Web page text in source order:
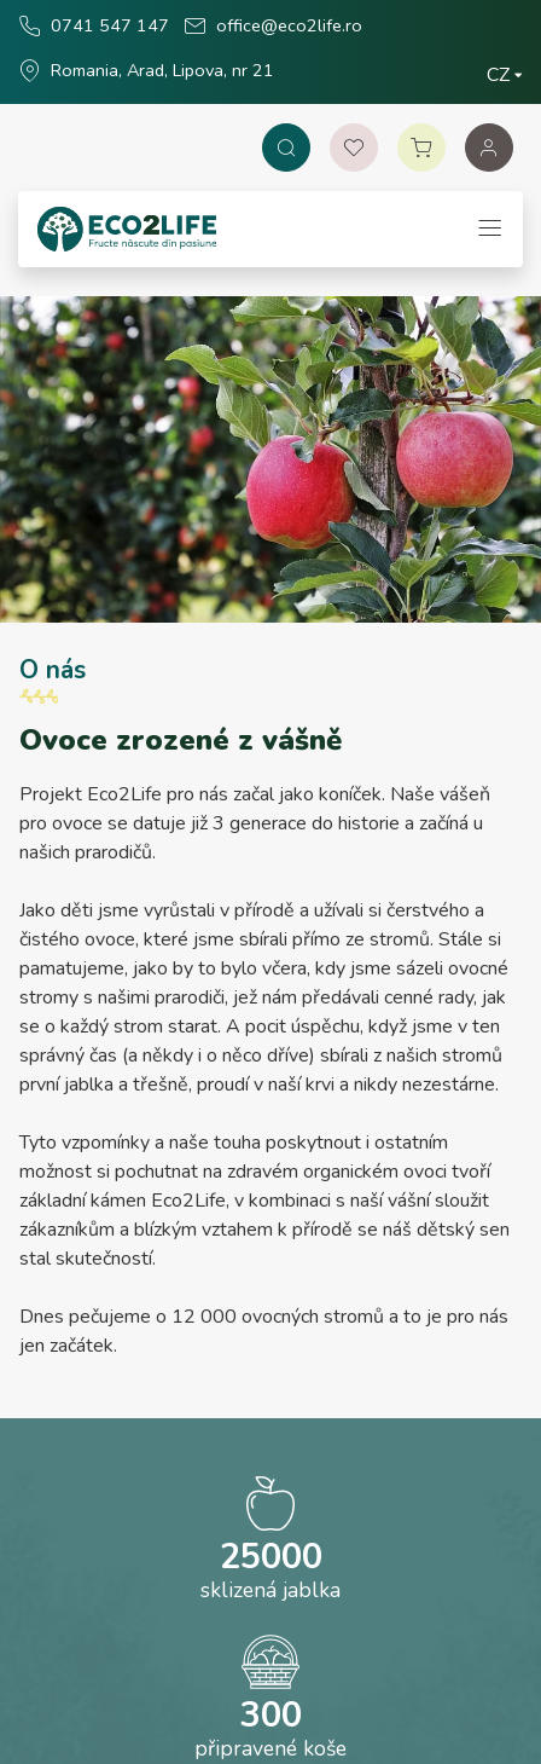
0741 547 147
office@eco2life.ro
Romania, Arad, Lipova, nr 21
CZ
O nás
Ovoce zrozené z vášně
Projekt Eco2Life pro nás začal jako koníček. Naše vášeň
pro ovoce se datuje již 3 generace do historie a začíná u
našich prarodičů.
Jako děti jsme vyrůstali v přírodě a užívali si čerstvého a
čistého ovoce, které jsme sbírali přímo ze stromů. Stále si
pamatujeme, jako by to bylo včera, kdy jsme sázeli ovocné
stromy s našimi prarodiči, jež nám předávali cenné rady, jak
se o každý strom starat. A pocit úspěchu, když jsme v ten
správný čas (a někdy i o něco dříve) sbírali z našich stromů
první jablka a třešně, proudí v naší krvi a nikdy nezestárne.
Tyto vzpomínky a naše touha poskytnout i ostatním
možnost si pochutnat na zdravém organickém ovoci tvoří
základní kámen Eco2Life, v kombinaci s naší vášní sloužit
zákazníkům a blízkým vztahem k přírodě se náš dětský sen
stal skutečností.
Dnes pečujeme o 12 000 ovocných stromů a to je pro nás
jen začátek.
25000
sklizená jablka
300
připravené koše